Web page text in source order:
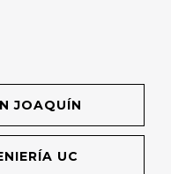
JOAQUÍN
UC